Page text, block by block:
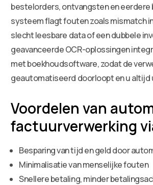
bestelorders, ontvangsten en eerdere
systeem flagt fouten zoals mismatch
slecht leesbare data of een dubbele
geavanceerde OCR-oplossingen
met boekhoudsoftware, zodat de
geautomatiseerd doorloopt en u
Voordelen van
factuurverwerking
Besparing van tijd en geld door
Minimalisatie van menselijke fouten
Snellere betaling, minder